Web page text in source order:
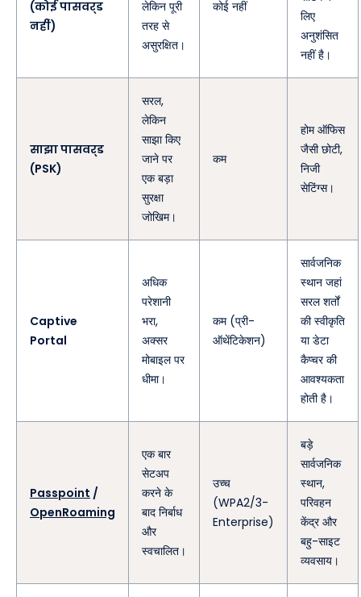
(कोई पासवर्ड
नहीं)
लेकिन पूरी
तरह से
असुरक्षित।
कोई नहीं
लिए
अनुशंसित
नहीं है।
साझा पासवर्ड
(PSK)
सरल,
लेकिन
साझा किए
जाने पर
एक बड़ा
सुरक्षा
जोखिम।
कम
होम ऑफिस
जैसी छोटी,
निजी
सेटिंग्स।
Captive
Portal
अधिक
परेशानी
भरा,
अक्सर
मोबाइल पर
धीमा।
कम (प्री-
ऑथेंटिकेशन)
सार्वजनिक
स्थान जहां
सरल शर्तों
की स्वीकृति
या डेटा
कैप्चर की
आवश्यकता
होती है।
Passpoint /
OpenRoaming
एक बार
सेटअप
करने के
बाद निर्बाध
और
स्वचालित।
उच्च
(WPA2/3-
Enterprise)
बड़े
सार्वजनिक
स्थान,
परिवहन
केंद्र और
बहु-साइट
व्यवसाय।